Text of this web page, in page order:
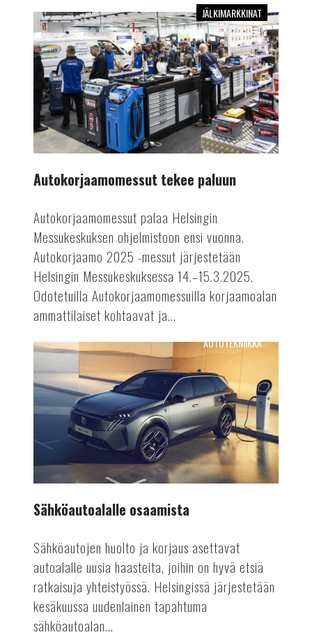
Autokorjaamomessut
tekee
paluun
JÄLKIMARKKINAT
Autokorjaamomessut tekee paluun
Autokorjaamomessut palaa Helsingin
Messukeskuksen ohjelmistoon ensi vuonna.
Autokorjaamo 2025 -messut järjestetään
Helsingin Messukeskuksessa 14.–15.3.2025.
Odotetuilla Autokorjaamomessuilla korjaamoalan
ammattilaiset kohtaavat ja...
Sähköautoalalle
osaamista
AUTOTEKNIIKKA
Sähköautoalalle osaamista
Sähköautojen huolto ja korjaus asettavat
autoalalle uusia haasteita, joihin on hyvä etsiä
ratkaisuja yhteistyössä. Helsingissä järjestetään
kesäkuussa uudenlainen tapahtuma
sähköautoalan...